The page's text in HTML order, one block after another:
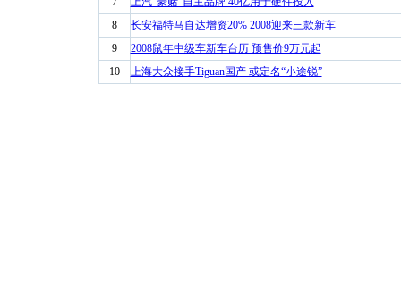
8
长安福特马自达增资20% 2008迎来三款新车
9
2008鼠年中级车新车台历 预售价9万元起
10
上海大众接手Tiguan国产 或定名“小途锐”